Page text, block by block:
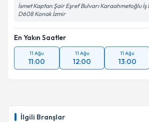
İlgili Branşlar
İsmet Kaptan Şair Eşref Bulvarı Karaahmetoğlu İş
D608 Konak İzmir
En Yakın Saatler
11 Ağu
11:00
11 Ağu
12:00
11 Ağu
13:00